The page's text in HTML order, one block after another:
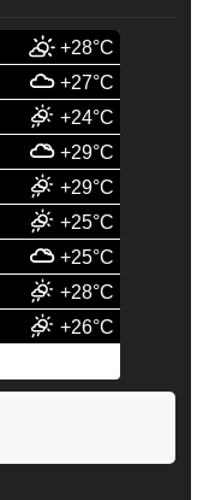
+28°C
+27°C
+24°C
+29°C
+29°C
+25°C
+25°C
+28°C
+26°C